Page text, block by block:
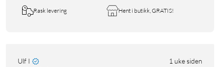
Rask levering Hent i butikk, GRATIS!
Ulf I 1 uke siden